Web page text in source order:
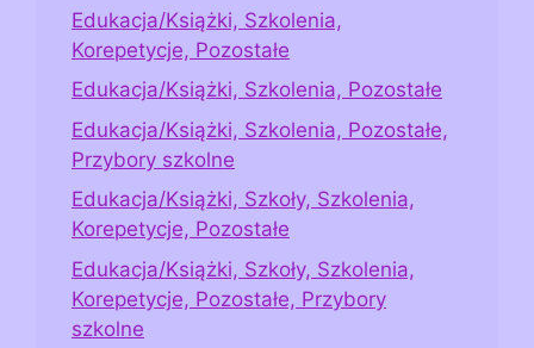
Edukacja/Książki, Szkolenia,
Korepetycje, Pozostałe
Edukacja/Książki, Szkolenia, Pozostałe
Edukacja/Książki, Szkolenia, Pozostałe,
Przybory szkolne
Edukacja/Książki, Szkoły, Szkolenia,
Korepetycje, Pozostałe
Edukacja/Książki, Szkoły, Szkolenia,
Korepetycje, Pozostałe, Przybory
szkolne